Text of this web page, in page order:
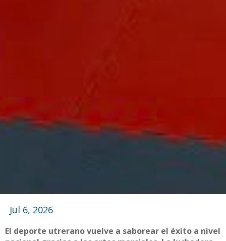
Jul 6, 2026
El deporte utrerano vuelve a saborear el éxito a nivel